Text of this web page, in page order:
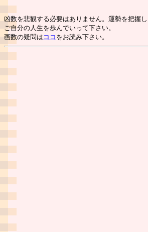
凶数を悲観する必要はありません。運勢を把握
ご自分の人生を歩んでいって下さい。
画数の疑問は ココ をお読み下さい。